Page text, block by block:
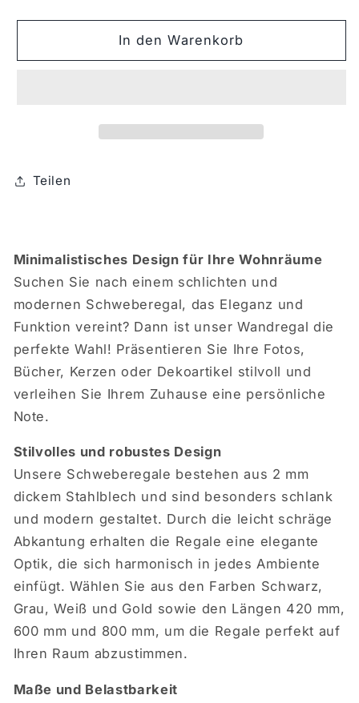
/
Schweberegal
modern
/
Schweberegal
modern
In den Warenkorb
Teilen
Minimalistisches Design für Ihre Wohnräume
Suchen Sie nach einem schlichten und
modernen Schweberegal, das Eleganz und
Funktion vereint? Dann ist unser Wandregal die
perfekte Wahl! Präsentieren Sie Ihre Fotos,
Bücher, Kerzen oder Dekoartikel stilvoll und
verleihen Sie Ihrem Zuhause eine persönliche
Note.
Stilvolles und robustes Design
Unsere Schweberegale bestehen aus 2 mm
dickem Stahlblech und sind besonders schlank
und modern gestaltet. Durch die leicht schräge
Abkantung erhalten die Regale eine elegante
Optik, die sich harmonisch in jedes Ambiente
einfügt. Wählen Sie aus den Farben Schwarz,
Grau, Weiß und Gold sowie den Längen 420 mm,
600 mm und 800 mm, um die Regale perfekt auf
Ihren Raum abzustimmen.
Maße und Belastbarkeit